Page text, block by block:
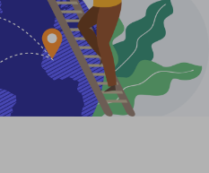
dữ liệu web
77%và hành động
Không giới hạn $0/Ngày